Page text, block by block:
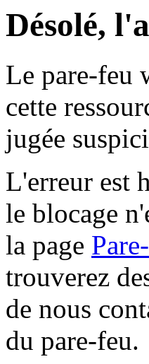
Désolé,
Le pare-feu
cette
jugée
L'erreur est
le blocage
la page
trouverez
de nous
du pare-feu.